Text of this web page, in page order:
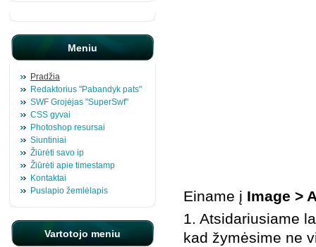
Meniu
Pradžia
Redaktorius "Pabandyk pats"
SWF Grojėjas "SuperSwf"
CSS gyvai
Photoshop resursai
Siuntiniai
Žiūrėti savo ip
Žiūrėti apie timestamp
Kontaktai
Puslapio žemlėlapis
Vartotojo meniu
Einame į Image >
1. Atsidariusiame
kad žymėsime ne